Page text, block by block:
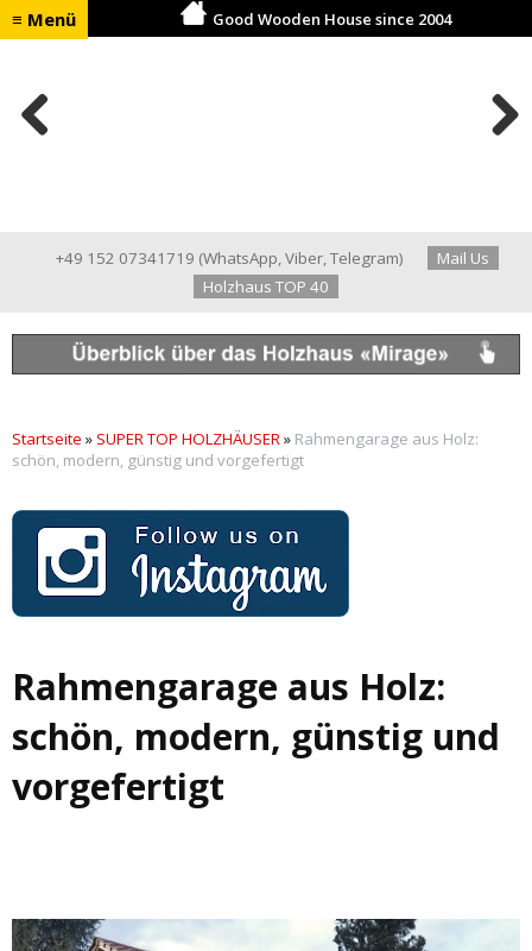
≡ Menü Good Wooden House since 2004
+49 152 07341719 (WhatsApp,Viber,Telegram)
Mail Us
Holzhaus TOP 40
Startseite » SUPER TOP HOLZHÄUSER» Rahmengarage aus Holz:
schön, modern, günstig und vorgefertigt
Rahmengarage aus Holz:
schön, modern, günstig und
vorgefertigt